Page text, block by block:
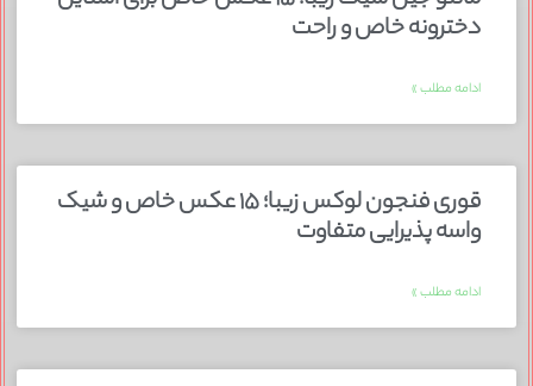
دخترونه خاص و راحت
ادامه مطلب »
قوری فنجون لوکس زیبا؛ ۱۵ عکس خاص و شیک
واسه پذیرایی متفاوت
ادامه مطلب »